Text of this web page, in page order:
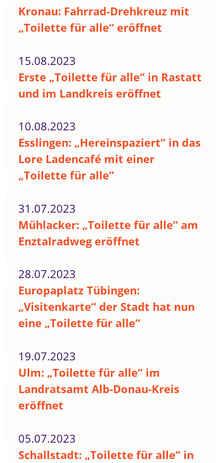
Kronau: Fahrrad-Drehkreuz mit
„Toilette für alle“ eröffnet
15.08.2023
Erste „Toilette für alle“ in Rastatt
und im Landkreis eröffnet
10.08.2023
Esslingen: „Hereinspaziert“ in das
Lore Ladencafé mit einer
„Toilette für alle“
31.07.2023
Mühlacker: „Toilette für alle“ am
Enztalradweg eröffnet
28.07.2023
Europaplatz Tübingen:
„Visitenkarte“ der Stadt hat nun
eine „Toilette für alle“
19.07.2023
Ulm: „Toilette für alle“ im
Landratsamt Alb-Donau-Kreis
eröffnet
05.07.2023
Schallstadt: „Toilette für alle“ in